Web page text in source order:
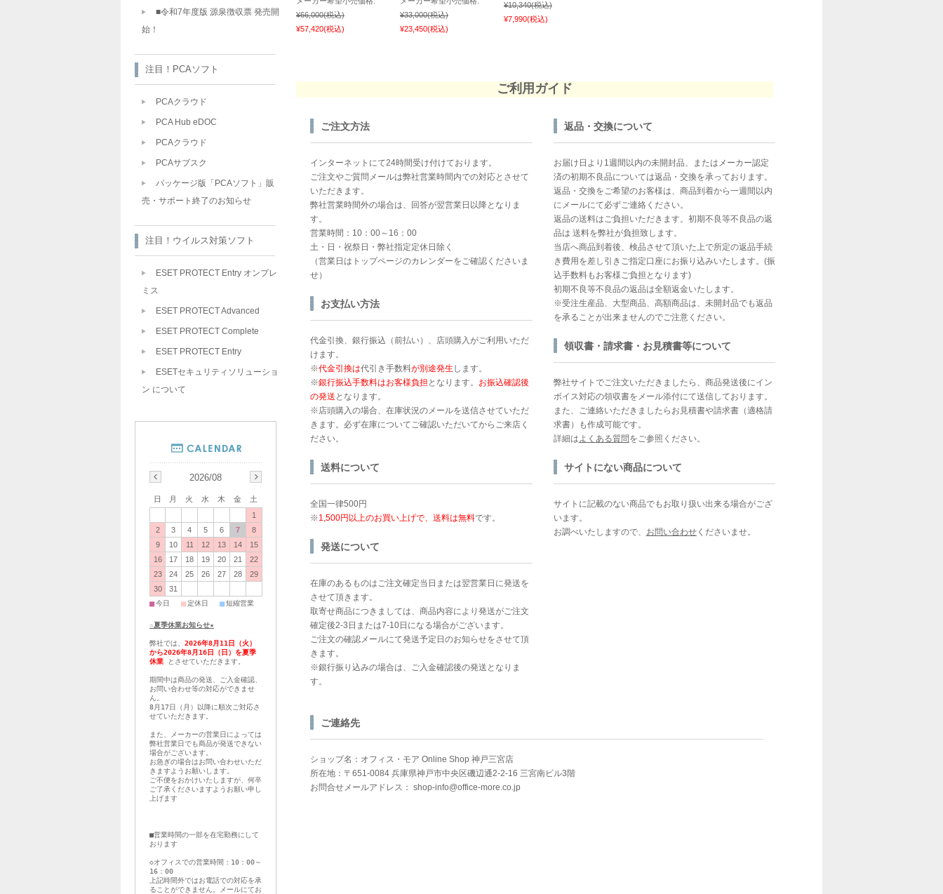
¥66,000(税込)
¥57,420(税込)
¥33,000(税込)
¥23,450(税込)
¥10,340(税込)
¥7,990(税込)
ご利用ガイド
ご注文方法
インターネットにて24時間受け付けております。
ご注文やご質問メールは弊社営業時間内での対応とさせて
いただきます。
弊社営業時間外の場合は、回答が翌営業日以降となりま
す。
営業時間：10：00～16：00
土・日・祝祭日・弊社指定定休日除く
（営業日はトップページのカレンダーをご確認くださいま
せ）
お支払い方法
代金引換、銀行振込（前払い）、店頭購入がご利用いただ
けます。
※代金引換は代引き手数料が別途発生 します。
※銀行振込手数料はお客様負担 となります。 お振込確認後
の発送 となります。
※店頭購入の場合、在庫状況のメールを送信させていただ
きます。必ず在庫についてご確認いただいてからご来店く
ださい。
送料について
全国一律500円
※1,500円以上のお買い上げで、送料は無料です。
発送について
在庫のあるものはご注文確定当日または翌営業日に発送を
させて頂きます。
取寄せ商品につきましては、商品内容により発送がご注文
確定後2-3日または7-10日になる場合がございます。
ご注文の確認メールにて発送予定日のお知らせをさせて頂
きます。
※銀行振り込みの場合は、ご入金確認後の発送となりま
す。
返品・交換について
お届け日より1週間以内の未開封品、またはメーカー認定
済の初期不良品については返品・交換を承っております。
返品・交換をご希望のお客様は、商品到着から一週間以内
にメールにて必ずご連絡ください。
返品の送料はご負担いただきます。初期不良等不良品の返
品は 送料を弊社が負担致します。
当店へ商品到着後、検品させて頂いた上で所定の返品手続
き費用を差し引きご指定口座にお振り込みいたします。(振
込手数料もお客様ご負担となります)
初期不良等不良品の返品は全額返金いたします。
※受注生産品、大型商品、高額商品は、未開封品でも返品
を承ることが出来ませんのでご注意ください。
領収書・請求書・お見積書等について
弊社サイトでご注文いただきましたら、商品発送後にイン
ボイス対応の領収書をメール添付にて送信しております。
また、ご連絡いただきましたらお見積書や請求書（適格請
求書）も作成可能です。
詳細はよくある質問をご参照ください。
サイトにない商品について
サイトに記載のない商品でもお取り扱い出来る場合がござ
います。
お調べいたしますので、 お問い合わせくださいませ。
ご連絡先
ショップ名：オフィス・モア Online Shop 神戸三宮店
所在地：〒651-0084 兵庫県神戸市中央区磯辺通2-2-16 三宮南ビル3階
お問合せメールアドレス： shop-info@office-more.co.jp
■令和7年度版 源泉徴収票 発売開
始！
注目！PCAソフト
PCAクラウド
PCA Hub eDOC
PCAクラウド
PCAサブスク
パッケージ版「PCAソフト」販
売・サポート終了のお知らせ
注目！ウイルス対策ソフト
ESET PROTECT Entry オンプレ
ミス
ESET PROTECT Advanced
ESET PROTECT Complete
ESET PROTECT Entry
ESETセキュリティソリューショ
ン について
2026/08
日 月 火 水 木 金
土
1
2
3 4 5 6 7
8
9
10 11 12 13 14
15
16
17 18 19 20 21
22
23
24 25 26 27 28
29
30
31
■今日 ■定休日 ■短縮営業
☆夏季休業お知らせ★
弊社では、 2026年8月11日（火）
から2026年8月16日（日）を夏季
休業 とさせていただきます。
期間中は商品の発送、ご入金確認、
お問い合わせ等の対応ができませ
ん。
8月17日（月）以降に順次ご対応さ
せていただきます。
また、メーカーの営業日によっては
弊社営業日でも商品が発送できない
場合がございます。
お急ぎの場合はお問い合わせいただ
きますようお願いします。
ご不便をおかけいたしますが、何卒
ご了承くださいますようお願い申し
上げます
■営業時間の一部を在宅勤務にして
おります
◇オフィスでの営業時間：10：00～
16：00
上記時間外ではお電話での対応を承
ることができません。メールにてお